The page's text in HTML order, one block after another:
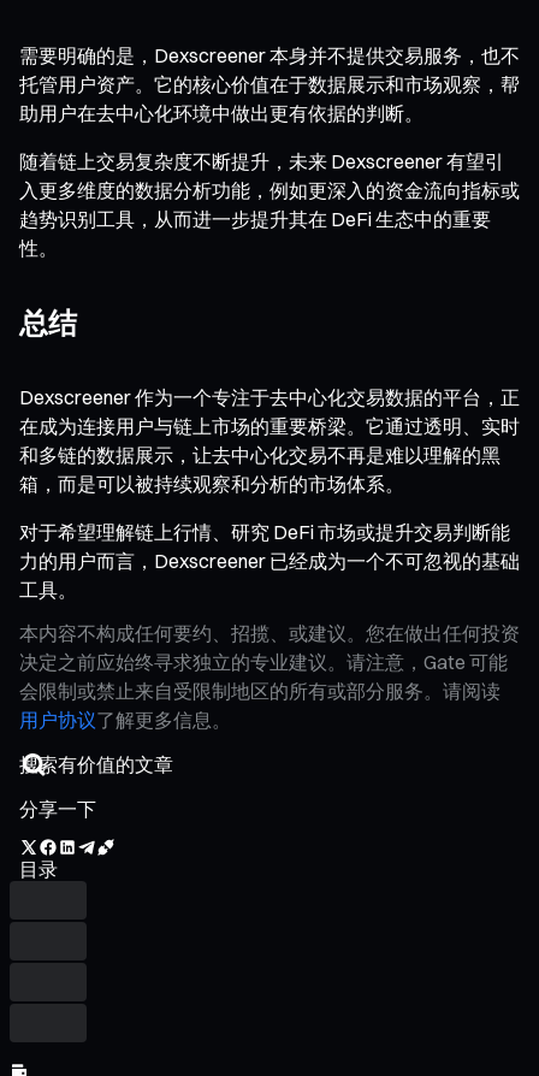
需要明确的是，Dexscreener 本身并不提供交易服务，也不
托管用户资产。它的核心价值在于数据展示和市场观察，帮
助用户在去中心化环境中做出更有依据的判断。
随着链上交易复杂度不断提升，未来 Dexscreener 有望引
入更多维度的数据分析功能，例如更深入的资金流向指标或
趋势识别工具，从而进一步提升其在 DeFi 生态中的重要
性。
总结
Dexscreener 作为一个专注于去中心化交易数据的平台，正
在成为连接用户与链上市场的重要桥梁。它通过透明、实时
和多链的数据展示，让去中心化交易不再是难以理解的黑
箱，而是可以被持续观察和分析的市场体系。
对于希望理解链上行情、研究 DeFi 市场或提升交易判断能
力的用户而言，Dexscreener 已经成为一个不可忽视的基础
工具。
本内容不构成任何要约、招揽、或建议。您在做出任何投资
决定之前应始终寻求独立的专业建议。请注意，Gate 可能
会限制或禁止来自受限制地区的所有或部分服务。请阅读
用户协议了解更多信息。
分享一下
目录